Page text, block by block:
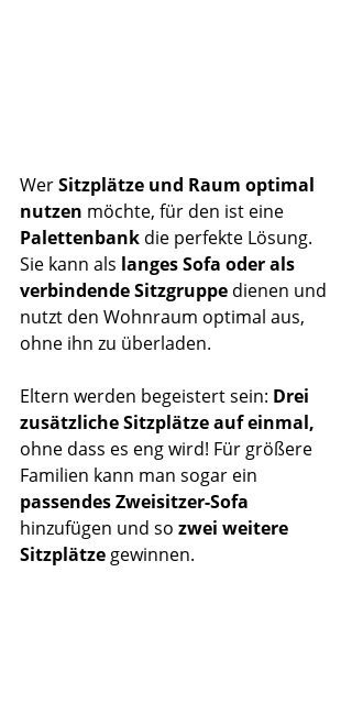
Wer Sitzplätze und Raum optimal
nutzen möchte, für den ist eine
Palettenbank die perfekte Lösung.
Sie kann als langes Sofa oder als
verbindende Sitzgruppe dienen und
nutzt den Wohnraum optimal aus,
ohne ihn zu überladen.
Eltern werden begeistert sein: Drei
zusätzliche Sitzplätze auf einmal,
ohne dass es eng wird! Für größere
Familien kann man sogar ein
passendes Zweisitzer-Sofa
hinzufügen und so zwei weitere
Sitzplätze gewinnen.